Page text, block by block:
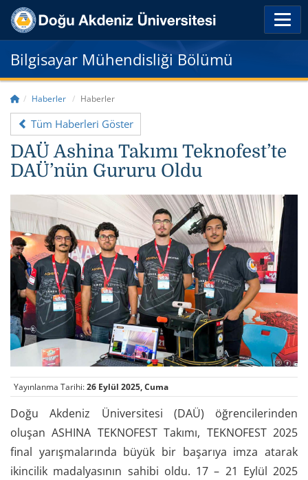
Bilgisayar Mühendisliği Bölümü
Haberler Haberler
Tüm Haberleri Göster
DAÜ Ashina Takımı Teknofest’te
DAÜ’nün Gururu Oldu
Yayınlanma Tarihi:26 Eylül 2025, Cuma
Doğu Akdeniz Üniversitesi (DAÜ) öğrencilerinden
oluşan ASHINA TEKNOFEST Takımı, TEKNOFEST 2025
final yarışmalarında büyük bir başarıya imza atarak
ikincilik madalyasının sahibi oldu. 17 – 21 Eylül 2025